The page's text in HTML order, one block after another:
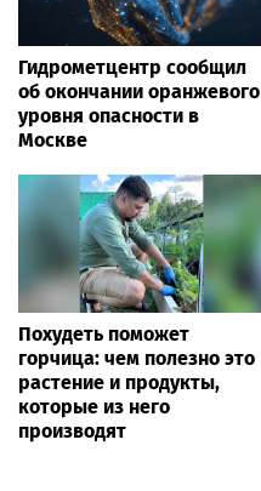
Гидрометцентр сообщил
об окончании оранжевого
уровня опасности в
Москве
Похудеть поможет
горчица: чем полезно это
растение и продукты,
которые из него
производят